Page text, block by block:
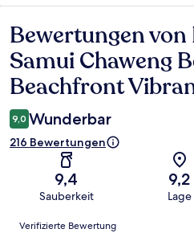
Bewertungen
Bewertungen von
Samui Chaweng
Beachfront
9,0 Wunderbar
216 Bewertungen
9,4
Sauberkeit
9,2
Lage
Bewertungen
Verifizierte Bewertung